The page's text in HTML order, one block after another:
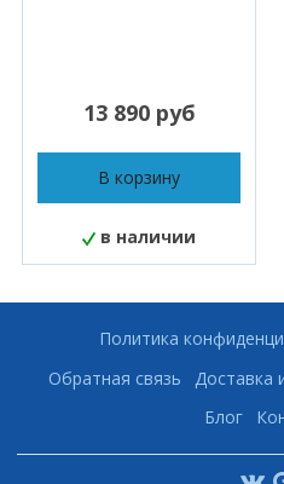
13 890 руб
В корзину
в наличии
Политика
Обратная связь
Доставка
Блог